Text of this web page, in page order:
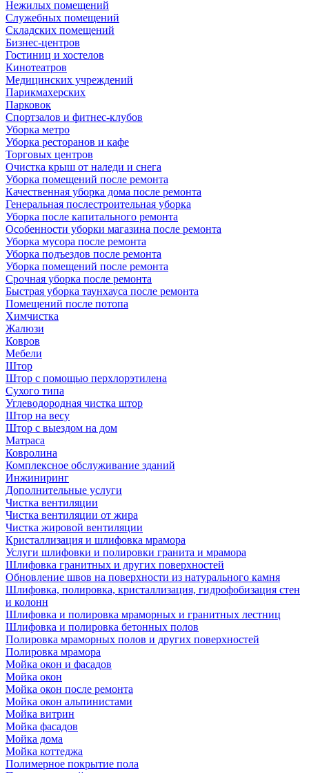
Нежилых помещений
Служебных помещений
Складских помещений
Бизнес-центров
Гостиниц и хостелов
Кинотеатров
Медицинских учреждений
Парикмахерских
Парковок
Спортзалов и фитнес-клубов
Уборка метро
Уборка ресторанов и кафе
Торговых центров
Очистка крыш от наледи и снега
Уборка помещений после ремонта
Качественная уборка дома после ремонта
Генеральная послестроительная уборка
Уборка после капитального ремонта
Особенности уборки магазина после ремонта
Уборка мусора после ремонта
Уборка подъездов после ремонта
Уборка помещений после ремонта
Срочная уборка после ремонта
Быстрая уборка таунхауса после ремонта
Помещений после потопа
Химчистка
Жалюзи
Ковров
Мебели
Штор
Штор с помощью перхлорэтилена
Сухого типа
Углеводородная чистка штор
Штор на весу
Штор с выездом на дом
Матраса
Ковролина
Комплексное обслуживание зданий
Инжиниринг
Дополнительные услуги
Чистка вентиляции
Чистка вентиляции от жира
Чистка жировой вентиляции
Кристаллизация и шлифовка мрамора
Услуги шлифовки и полировки гранита и мрамора
Шлифовка гранитных и других поверхностей
Обновление швов на поверхности из натурального камня
Шлифовка, полировка, кристаллизация, гидрофобизация стен
и колонн
Шлифовка и полировка мраморных и гранитных лестниц
Шлифовка и полировка бетонных полов
Полировка мраморных полов и других поверхностей
Полировка мрамора
Мойка окон и фасадов
Мойка окон
Мойка окон после ремонта
Мойка окон альпинистами
Мойка витрин
Мойка фасадов
Мойка дома
Мойка коттеджа
Полимерное покрытие пола